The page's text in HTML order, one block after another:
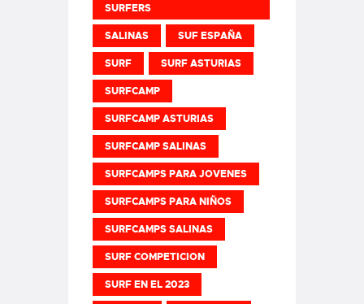
SURFERS
SALINAS SUF ESPAÑA
SURF SURF ASTURIAS
SURFCAMP
SURFCAMP ASTURIAS
SURFCAMP SALINAS
SURFCAMPS PARA JOVENES
SURFCAMPS PARA NIÑOS
SURFCAMPS SALINAS
SURF COMPETICION
SURF EN EL 2023